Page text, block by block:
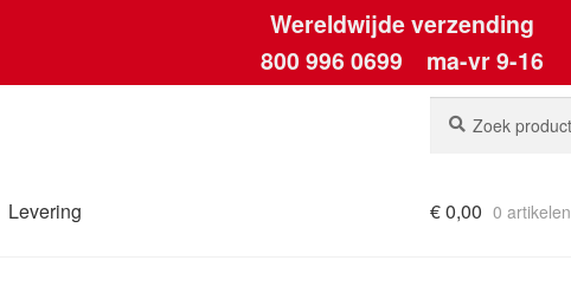
Wereldwijde verzending
800 996 0699 ma-vr 9-16
naar:
Levering €0,00 0 artikelen